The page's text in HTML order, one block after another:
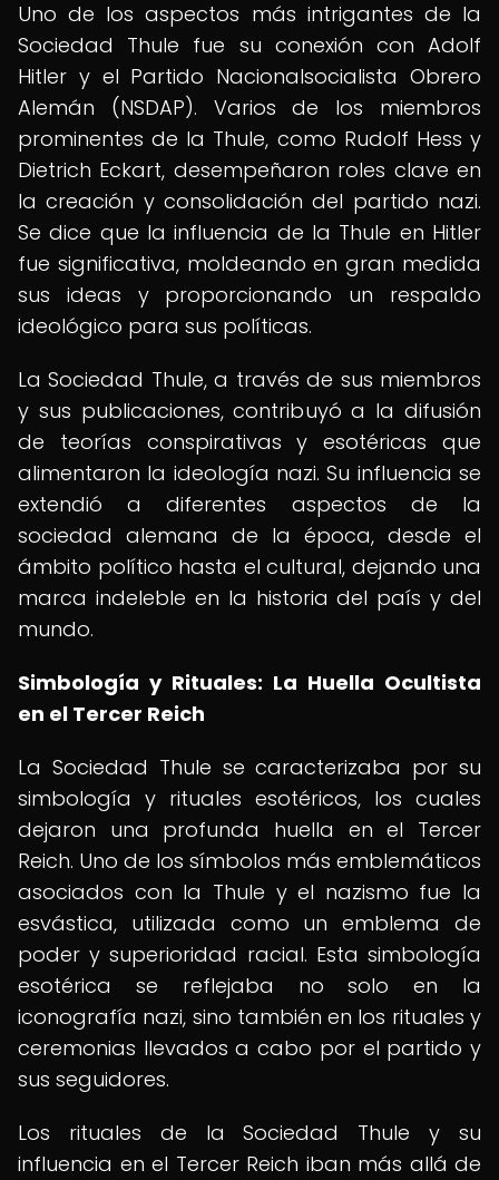
Uno de los aspectos más intrigantes de la
Sociedad Thule fue su conexión con Adolf
Hitler y el Partido Nacionalsocialista Obrero
Alemán (NSDAP). Varios de los miembros
prominentes de la Thule, como Rudolf Hess y
Dietrich Eckart, desempeñaron roles clave en
la creación y consolidación del partido nazi.
Se dice que la influencia de la Thule en Hitler
fue significativa, moldeando en gran medida
sus ideas y proporcionando un respaldo
ideológico para sus políticas.
La Sociedad Thule, a través de sus miembros
y sus publicaciones, contribuyó a la difusión
de teorías conspirativas y esotéricas que
alimentaron la ideología nazi. Su influencia se
extendió a diferentes aspectos de la
sociedad alemana de la época, desde el
ámbito político hasta el cultural, dejando una
marca indeleble en la historia del país y del
mundo.
Simbología y Rituales: La Huella Ocultista
en el Tercer Reich
La Sociedad Thule se caracterizaba por su
simbología y rituales esotéricos, los cuales
dejaron una profunda huella en el Tercer
Reich. Uno de los símbolos más emblemáticos
asociados con la Thule y el nazismo fue la
esvástica, utilizada como un emblema de
poder y superioridad racial. Esta simbología
esotérica se reflejaba no solo en la
iconografía nazi, sino también en los rituales y
ceremonias llevados a cabo por el partido y
sus seguidores.
Los rituales de la Sociedad Thule y su
influencia en el Tercer Reich iban más allá de